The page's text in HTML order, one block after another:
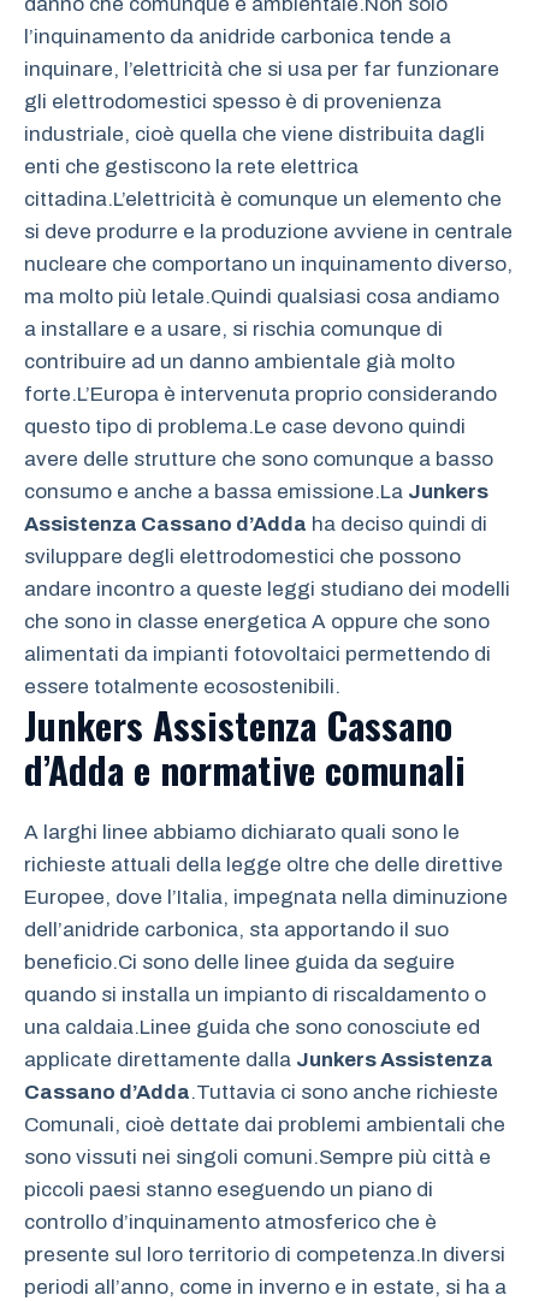
l’inquinamento da anidride carbonica tende a
inquinare, l’elettricità che si usa per far funzionare
gli elettrodomestici spesso è di provenienza
industriale, cioè quella che viene distribuita dagli
enti che gestiscono la rete elettrica
cittadina.L’elettricità è comunque un elemento che
si deve produrre e la produzione avviene in centrale
nucleare che comportano un inquinamento diverso,
ma molto più letale.Quindi qualsiasi cosa andiamo
a installare e a usare, si rischia comunque di
contribuire ad un danno ambientale già molto
forte.L’Europa è intervenuta proprio considerando
questo tipo di problema.Le case devono quindi
avere delle strutture che sono comunque a basso
consumo e anche a bassa emissione.La Junkers
Assistenza Cassano d’Adda ha deciso quindi di
sviluppare degli elettrodomestici che possono
andare incontro a queste leggi studiano dei modelli
che sono in classe energetica A oppure che sono
alimentati da impianti fotovoltaici permettendo di
essere totalmente ecosostenibili.
Junkers Assistenza Cassano
d’Adda e normative comunali
A larghi linee abbiamo dichiarato quali sono le
richieste attuali della legge oltre che delle direttive
Europee, dove l’Italia, impegnata nella diminuzione
dell’anidride carbonica, sta apportando il suo
beneficio.Ci sono delle linee guida da seguire
quando si installa un impianto di riscaldamento o
una caldaia.Linee guida che sono conosciute ed
applicate direttamente dalla Junkers Assistenza
Cassano d’Adda.Tuttavia ci sono anche richieste
Comunali, cioè dettate dai problemi ambientali che
sono vissuti nei singoli comuni.Sempre più città e
piccoli paesi stanno eseguendo un piano di
controllo d’inquinamento atmosferico che è
presente sul loro territorio di competenza.In diversi
periodi all’anno, come in inverno e in estate, si ha a